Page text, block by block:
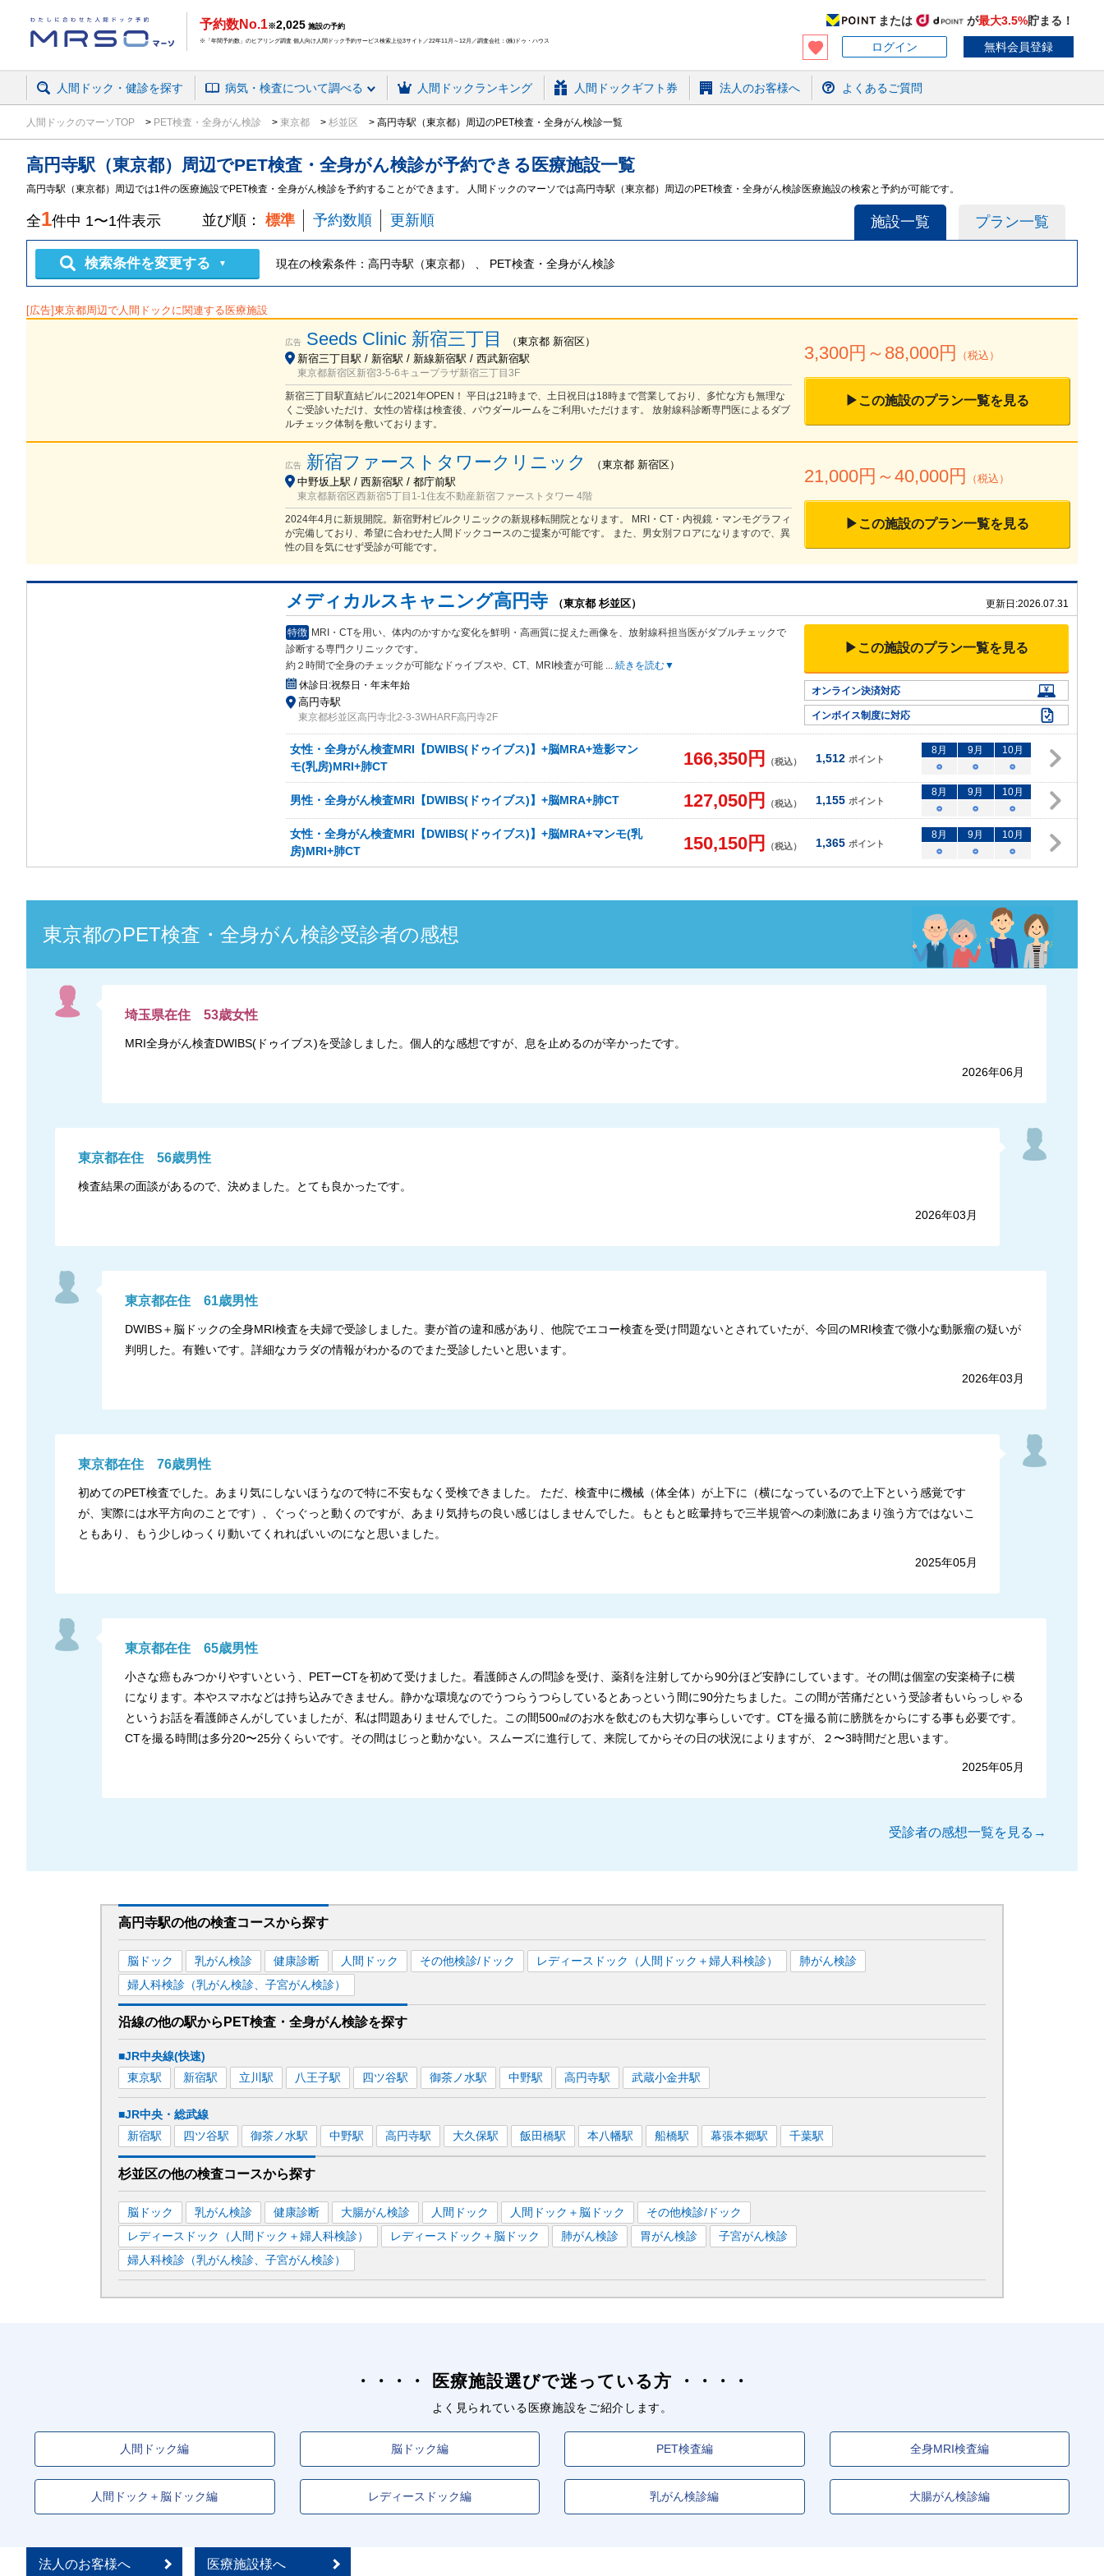
予約数No.1※2,025 施設の予約
※「年間予約数」のヒアリング調査 個人向け人間ドック予約サービス検索上位3サイト／22年11月～12月／調査会社：(株)ドゥ・ハウス
または が最大3.5%貯まる！
ログイン
無料会員登録
人間ドック・健診を探す 病気・検査について調べる 人間ドックランキング 人間ドックギフト券 法人のお客様へ よくあるご質問
人間ドックのマーソTOP PET検査・全身がん検診 東京都 杉並区 高円寺駅（東京都）周辺のPET検査・全身がん検診一覧
高円寺駅（東京都）周辺でPET検査・全身がん検診が予約できる 医療施設一覧
高円寺駅（東京都）周辺では1件の医療施設でPET検査・全身がん検診を予約することができます。 人間ドックのマーソでは高円寺駅（東京都）周辺のPET検査・全身がん検診医療施設の検索と予約が可能です。
施設一覧 プラン一覧
全1件中 1〜1件表示 並び順： 標準 予約数順 更新順
検索条件を変更する ▼ 現在の検索条件： 高円寺駅（東京都） 、 PET検査・全身がん検診
[広告]東京都周辺で人間ドックに関連する医療施設
広告 Seeds Clinic 新宿三丁目 （東京都 新宿区）
新宿三丁目駅 / 新宿駅 / 新線新宿駅 / 西武新宿駅
東京都新宿区新宿3-5-6キュープラザ新宿三丁目3F
新宿三丁目駅直結ビルに2021年OPEN！ 平日は21時まで、土日祝日は18時まで営業しており、多忙な方も無理な
くご受診いただけ、女性の皆様は検査後、パウダールームをご利用いただけます。 放射線科診断専門医によるダブ
ルチェック体制を敷いております。
3,300円～ 88,000円 （税込）
▶この施設のプラン一覧を見る
広告 新宿ファーストタワークリニック （東京都 新宿区）
中野坂上駅 / 西新宿駅 / 都庁前駅
東京都新宿区西新宿5丁目1-1住友不動産新宿ファーストタワー 4階
2024年4月に新規開院。新宿野村ビルクリニックの新規移転開院となります。 MRI・CT・内視鏡・マンモグラフィ
が完備しており、希望に合わせた人間ドックコースのご提案が可能です。 また、男女別フロアになりますので、異
性の目を気にせず受診が可能です。
21,000円～40,000円 （税込）
▶この施設のプラン一覧を見る
メディカルスキャニング高円寺 （東京都 杉並区） 更新日:2026.07.31
特徴 MRI・CTを用い、体内のかすかな変化を鮮明・高画質に捉えた画像を、放射線科担当医がダブルチェックで
診断する専門クリニックです。
約２時間で全身のチェックが可能なドゥイブスや、CT、MRI検査が可能 ... 続きを読む▼
休診日:祝祭日・年末年始
高円寺駅
東京都杉並区高円寺北2-3-3WHARF高円寺2F
▶この施設のプラン一覧を見る
オンライン決済対応
インボイス制度に対応
女性・全身がん検査MRI【DWIBS(ドゥイブス)】+脳MRA+造影マン
モ(乳房)MRI+肺CT
166,350円 （税込） 1,512 ポイント
8月 9月 10月
○
○ ○
男性・全身がん検査MRI【DWIBS(ドゥイブス)】+脳MRA+肺CT 127,050円 （税込） 1,155 ポイント
8月 9月 10月
○
○ ○
女性・全身がん検査MRI【DWIBS(ドゥイブス)】+脳MRA+マンモ(乳
房)MRI+肺CT
150,150円 （税込） 1,365 ポイント
8月 9月 10月
○
○ ○
東京都のPET検査・全身がん検診受診者の感想
埼玉県在住 53歳女性
MRI全身がん検査DWIBS(ドゥイブス)を受診しました。個人的な感想ですが、息を止めるのが辛かったです。
2026年06月
東京都在住 56歳男性
検査結果の面談があるので、決めました。とても良かったです。
2026年03月
東京都在住 61歳男性
DWIBS＋脳ドックの全身MRI検査を夫婦で受診しました。妻が首の違和感があり、他院でエコー検査を受け問題ないとされていたが、今回のMRI検査で微小な動脈瘤の疑いが
判明した。有難いです。詳細なカラダの情報がわかるのでまた受診したいと思います。
2026年03月
東京都在住 76歳男性
初めてのPET検査でした。あまり気にしないほうなので特に不安もなく受検できました。 ただ、検査中に機械（体全体）が上下に（横になっているので上下という感覚です
が、実際には水平方向のことです）、ぐっぐっと動くのですが、あまり気持ちの良い感じはしませんでした。もともと眩暈持ちで三半規管への刺激にあまり強う方ではないこ
ともあり、もう少しゆっくり動いてくれればいいのになと思いました。
2025年05月
東京都在住 65歳男性
小さな癌もみつかりやすいという、PETーCTを初めて受けました。看護師さんの問診を受け、薬剤を注射してから90分ほど安静にしています。その間は個室の安楽椅子に横
になります。本やスマホなどは持ち込みできません。静かな環境なのでうつらうつらしているとあっという間に90分たちました。この間が苦痛だという受診者もいらっしゃる
というお話を看護師さんがしていましたが、私は問題ありませんでした。この間500㎖のお水を飲むのも大切な事らしいです。CTを撮る前に膀胱をからにする事も必要です。
CTを撮る時間は多分20〜25分くらいです。その間はじっと動かない。スムーズに進行して、来院してからその日の状況によりますが、２〜3時間だと思います。
2025年05月
受診者の感想一覧を見る→
高円寺駅の他の検査コースから探す
脳ドック 乳がん検診 健康診断 人間ドック その他検診/ドック レディースドック（人間ドック＋婦人科検診）
肺がん検診
婦人科検診（乳がん検診、子宮がん検診）
沿線の他の駅から PET検査・全身がん検診を探す
■JR中央線(快速)
東京駅 新宿駅 立川 駅 八王子駅 四ツ谷駅 御茶ノ水駅 中野駅 高円寺駅 武蔵小金井駅
■JR中央・総武線
新宿駅 四ツ谷駅 御茶ノ水駅 中野駅 高円寺駅 大久保駅 飯田橋駅 本八幡駅 船橋駅 幕張本郷駅 千葉駅
杉並区の他の検査コースから探す
脳ドック 乳がん検診 健康診断 大腸がん検診 人間ドック 人間ドック＋脳ドック
その他検診/ドック
レディースドック（人間ドック＋婦人科検診）
レディースドック＋脳ドック 肺がん検診 胃がん検診
子宮がん検診
婦人科検診（乳がん検診、子宮がん検診）
医療施設選びで迷っている方
よく見られている医療施設をご紹介します。
人間ドック編 脳ドック編 PET検査編 全身MRI検査編
人間ドック＋脳ドック編 レディースドック編 乳がん検診編 大腸がん検診編
法人のお客様へ 医療施設様へ